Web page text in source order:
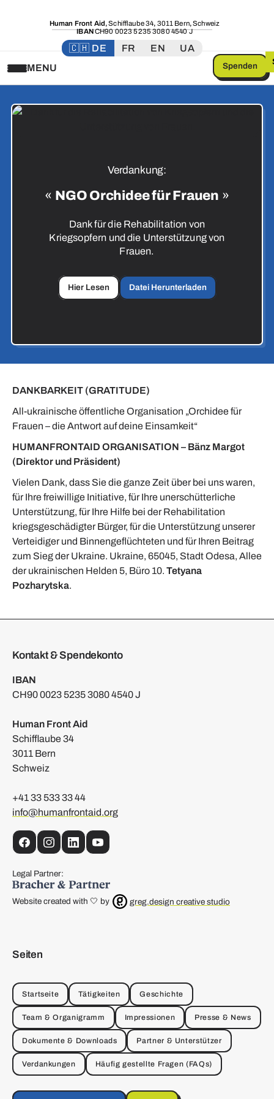
Human Front Aid,Schifflaube 34, 3011 Bern,Schweiz
IBANCH90 0023 5235 3080 4540 J
🇨🇭 DE FR EN
UA
MENU
Spenden
Verdankung:
« NGO Orchidee für Frauen »
Dank für die Rehabilitation von
Kriegsopfern und die Unterstützung von
Frauen.
Hier Lesen Datei Herunterladen
DANKBARKEIT (GRATITUDE)
All-ukrainische öffentliche Organisation „Orchidee für
Frauen – die Antwort auf deine Einsamkeit“
HUMANFRONTAID ORGANISATION – Bänz Margot
(Direktor und Präsident)
Vielen Dank, dass Sie die ganze Zeit über bei uns waren,
für Ihre freiwillige Initiative, für Ihre unerschütterliche
Unterstützung, für Ihre Hilfe bei der Rehabilitation
kriegsgeschädigter Bürger, für die Unterstützung unserer
Verteidiger und Binnengeflüchteten und für Ihren Beitrag
zum Sieg der Ukraine. Ukraine, 65045, Stadt Odesa, Allee
der ukrainischen Helden 5, Büro 10. Tetyana
Pozharytska.
Kontakt & Spendekonto
IBAN
CH90 0023 5235 3080 4540 J
Human Front Aid
Schifflaube 34
3011 Bern
Schweiz
+41 33 533 33 44
info@humanfrontaid.org
FacebookInstagram
LinkedInYouTube
Legal Partner:
Website created with 🤍 by greg.design creative studio
Seiten
Startseite Tätigkeiten Geschichte
Team & Organigramm Impressionen Presse & News
Dokumente & Downloads Partner & Unterstützer
Verdankungen Häufig gestellte Fragen (FAQs)